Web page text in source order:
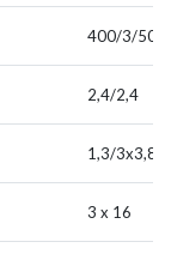
400/3/50
2,4/2,4
1,3/3x3,8
3 x 16